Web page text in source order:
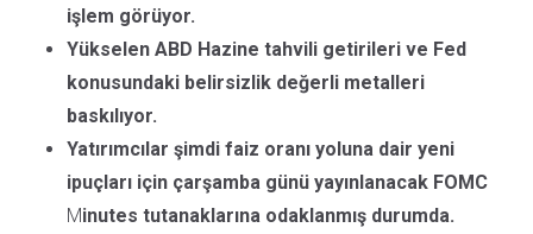
işlem görüyor.
Yükselen ABD Hazine tahvili getirileri ve Fed
konusundaki belirsizlik değerli metalleri
baskılıyor.
Yatırımcılar şimdi faiz oranı yoluna dair yeni
ipuçları için çarşamba günü yayınlanacak FOMC
Minutes tutanaklarına odaklanmış durumda.